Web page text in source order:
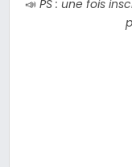
📣 PS : une fois